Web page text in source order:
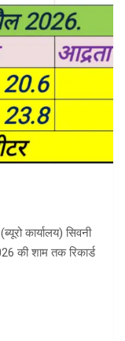
कार्यालय) सिवनी
की शाम तक रिकार्ड